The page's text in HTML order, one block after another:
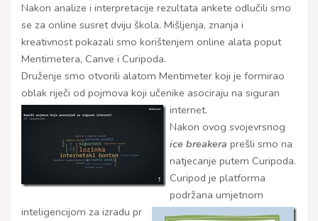
Nakon analize i interpretacije rezultata ankete odlučili smo
se za online susret dviju škola. Mišljenja, znanja i
kreativnost pokazali smo korištenjem online alata poput
Mentimetera, Canve i Curipoda.
Druženje smo otvorili alatom Mentimeter koji je formirao
oblak riječi od pojmova koji učenike asociraju na siguran
internet.
Nakon ovog svojevrsnog
ice breakera prešli smo na
natjecanje putem Curipoda.
Curipod je platforma
podržana umjetnom
inteligencijom za izradu pr